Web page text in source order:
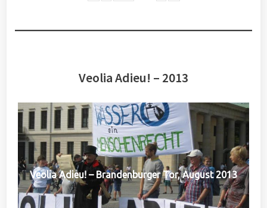
Veolia Adieu! – 2013
Veolia Adieu! – Brandenburger Tor, August 2013